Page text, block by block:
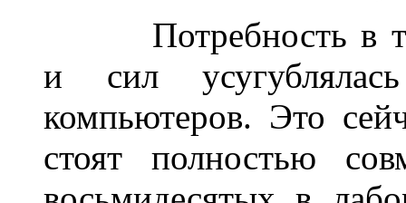
Потребность в
и сил
компьютеров. Это
стоят полностью